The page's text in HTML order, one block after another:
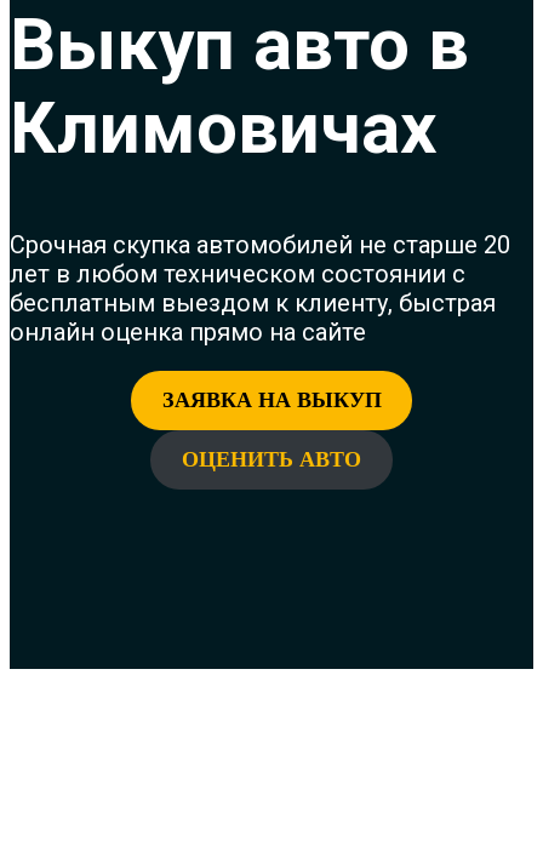
Выкуп авто в
Климовичах
Срочная скупка автомобилей не старше 20
лет в любом техническом состоянии с
бесплатным выездом к клиенту, быстрая
онлайн оценка прямо на сайте
ЗАЯВКА НА ВЫКУП
ОЦЕНИТЬ АВТО